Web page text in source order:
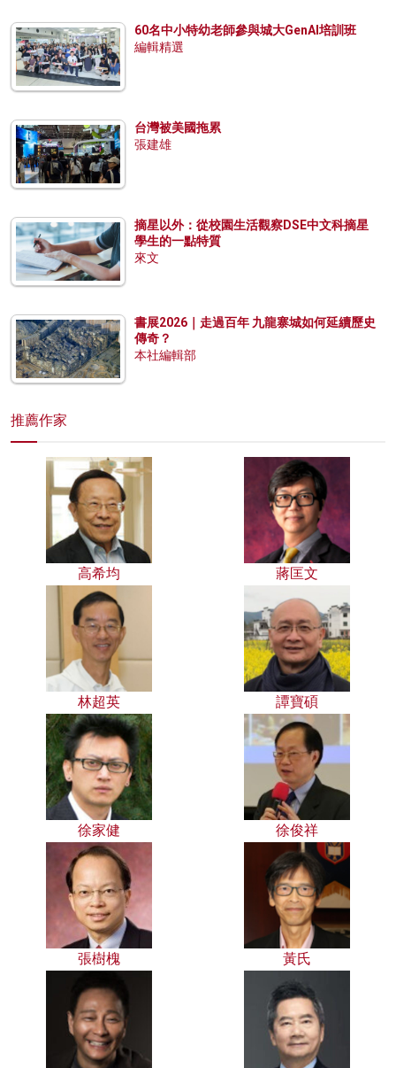
60名中小特幼老師參與城大GenAI培訓班
編輯精選
台灣被美國拖累
張建雄
摘星以外：從校園生活觀察DSE中文科摘星
學生的一點特質
來文
書展2026｜走過百年 九龍寨城如何延續歷史
傳奇？
本社編輯部
推薦作家
高希均 蔣匡文
林超英 譚寶碩
徐家健 徐俊祥
張樹槐 黃氏